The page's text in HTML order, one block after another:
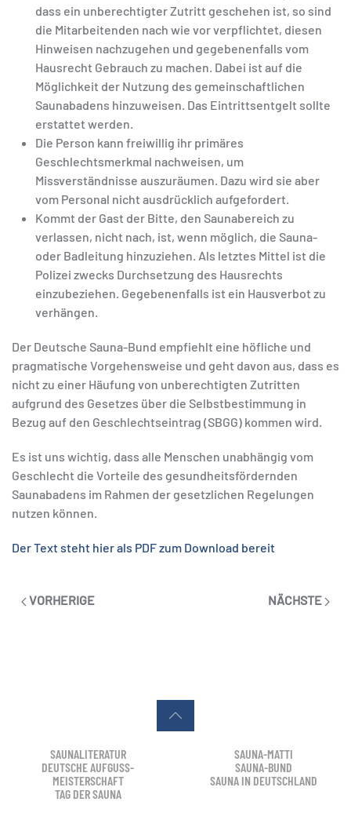
dass ein unberechtigter Zutritt geschehen ist, so sind
die Mitarbeitenden nach wie vor verpflichtet, diesen
Hinweisen nachzugehen und gegebenenfalls vom
Hausrecht Gebrauch zu machen. Dabei ist auf die
Möglichkeit der Nutzung des gemeinschaftlichen
Saunabadens hinzuweisen. Das Eintrittsentgelt sollte
erstattet werden.
Die Person kann freiwillig ihr primäres
Geschlechtsmerkmal nachweisen, um
Missverständnisse auszuräumen. Dazu wird sie aber
vom Personal nicht ausdrücklich aufgefordert.
Kommt der Gast der Bitte, den Saunabereich zu
verlassen, nicht nach, ist, wenn möglich, die Sauna-
oder Badleitung hinzuziehen. Als letztes Mittel ist die
Polizei zwecks Durchsetzung des Hausrechts
einzubeziehen. Gegebenenfalls ist ein Hausverbot zu
verhängen.
Der Deutsche Sauna-Bund empfiehlt eine höfliche und
pragmatische Vorgehensweise und geht davon aus, dass es
nicht zu einer Häufung von unberechtigten Zutritten
aufgrund des Gesetzes über die Selbstbestimmung in
Bezug auf den Geschlechtseintrag (SBGG) kommen wird.
Es ist uns wichtig, dass alle Menschen unabhängig vom
Geschlecht die Vorteile des gesundheitsfördernden
Saunabadens im Rahmen der gesetzlichen Regelungen
nutzen können.
Der Text steht hier als PDF zum Download bereit
VORHERIGE NÄCHSTE
SAUNALITERATUR
DEUTSCHE AUFGUSS-
MEISTERSCHAFT
TAG DER SAUNA
SAUNA-MATTI
SAUNA-BUND
SAUNA IN DEUTSCHLAND